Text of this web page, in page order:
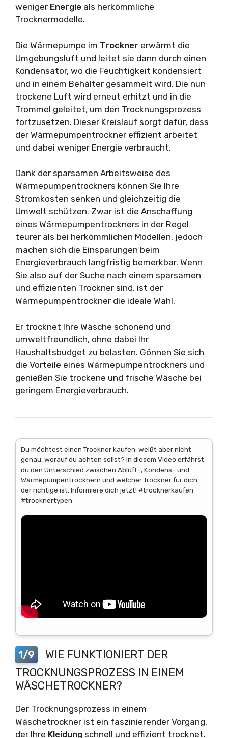
weniger Energie als herkömmliche
Trocknermodelle.
Die Wärmepumpe im Trockner erwärmt die
Umgebungsluft und leitet sie dann durch einen
Kondensator, wo die Feuchtigkeit kondensiert
und in einem Behälter gesammelt wird. Die nun
trockene Luft wird erneut erhitzt und in die
Trommel geleitet, um den Trocknungsprozess
fortzusetzen. Dieser Kreislauf sorgt dafür, dass
der Wärmepumpentrockner effizient arbeitet
und dabei weniger Energie verbraucht.
Dank der sparsamen Arbeitsweise des
Wärmepumpentrockners können Sie Ihre
Stromkosten senken und gleichzeitig die
Umwelt schützen. Zwar ist die Anschaffung
eines Wärmepumpentrockners in der Regel
teurer als bei herkömmlichen Modellen, jedoch
machen sich die Einsparungen beim
Energieverbrauch langfristig bemerkbar. Wenn
Sie also auf der Suche nach einem sparsamen
und effizienten Trockner sind, ist der
Wärmepumpentrockner die ideale Wahl.
Er trocknet Ihre Wäsche schonend und
umweltfreundlich, ohne dabei Ihr
Haushaltsbudget zu belasten. Gönnen Sie sich
die Vorteile eines Wärmepumpentrockners und
genießen Sie trockene und frische Wäsche bei
geringem Energieverbrauch.
Du möchtest einen Trockner kaufen, weißt aber nicht
genau, worauf du achten sollst? In diesem Video erfährst
du den Unterschied zwischen Abluft-, Kondens- und
Wärmepumpentrocknern und welcher Trockner für dich
der richtige ist. Informiere dich jetzt! #trocknerkaufen
#trocknertypen
1/9
WIE FUNKTIONIERT DER
TROCKNUNGSPROZESS IN EINEM
WÄSCHETROCKNER?
Der Trocknungsprozess in einem
Wäschetrockner ist ein faszinierender Vorgang,
der Ihre Kleidung schnell und effizient trocknet.